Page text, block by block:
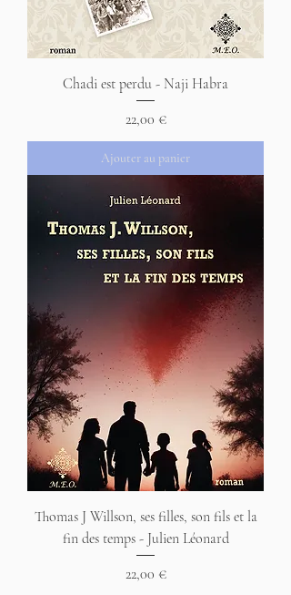
Chadi est perdu - Naji Habra
Prix
22,00 €
Ajouter au panier
Thomas J Willson, ses filles, son fils et la
fin des temps - Julien Léonard
Prix
22,00 €